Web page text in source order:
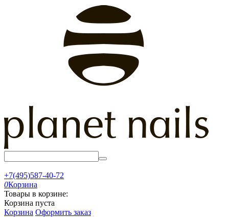
+7(495)587-40-72
0Корзина
Товары в корзине:
Корзина пуста
Корзина Оформить заказ